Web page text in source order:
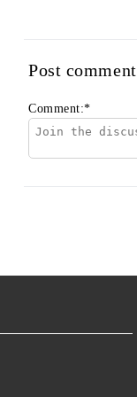
Post comment
Comment:*